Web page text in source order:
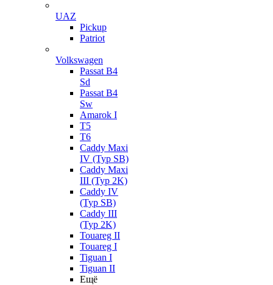
UAZ
Pickup
Patriot
Volkswagen
Passat B4
Sd
Passat B4
Sw
Amarok I
T5
T6
Caddy Maxi
IV (Typ SB)
Caddy Maxi
III (Typ 2K)
Caddy IV
(Typ SB)
Caddy III
(Typ 2K)
Touareg II
Touareg I
Tiguan I
Tiguan II
Ещё